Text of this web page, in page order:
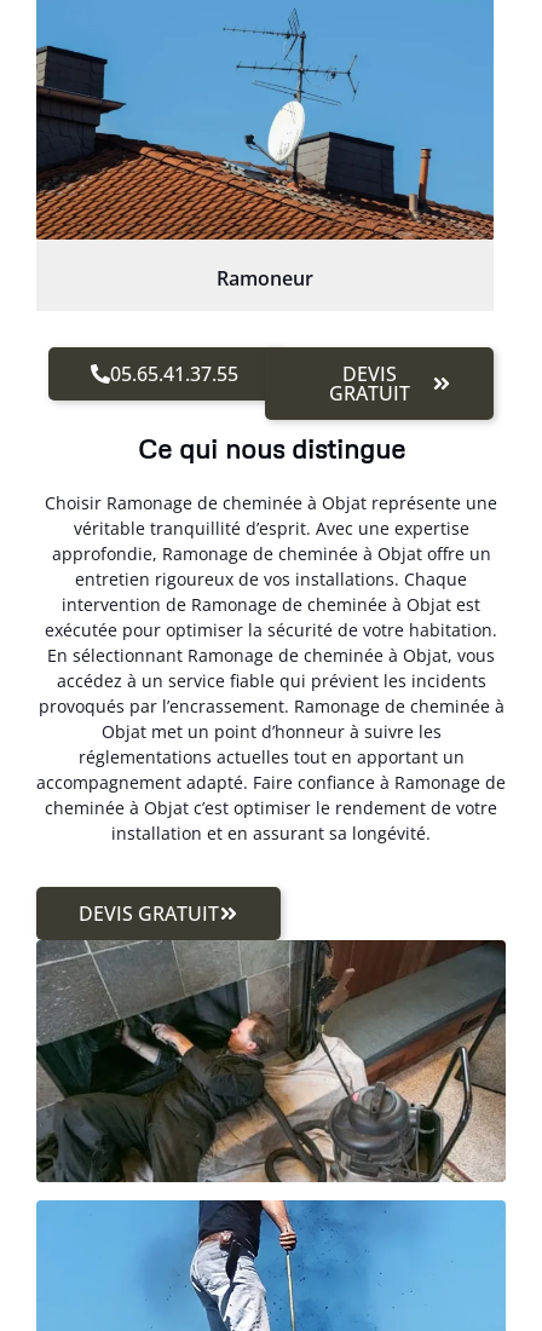
Ramoneur
05.65.41.37.55 DEVIS
GRATUIT
Ce qui nous distingue
Choisir Ramonage de cheminée à Objat représente une
véritable tranquillité d’esprit. Avec une expertise
approfondie, Ramonage de cheminée à Objat offre un
entretien rigoureux de vos installations. Chaque
intervention de Ramonage de cheminée à Objat est
exécutée pour optimiser la sécurité de votre habitation.
En sélectionnant Ramonage de cheminée à Objat, vous
accédez à un service fiable qui prévient les incidents
provoqués par l’encrassement. Ramonage de cheminée à
Objat met un point d’honneur à suivre les
réglementations actuelles tout en apportant un
accompagnement adapté. Faire confiance à Ramonage de
cheminée à Objat c’est optimiser le rendement de votre
installation et en assurant sa longévité.
DEVIS GRATUIT